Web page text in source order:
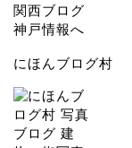
にほんブログ村